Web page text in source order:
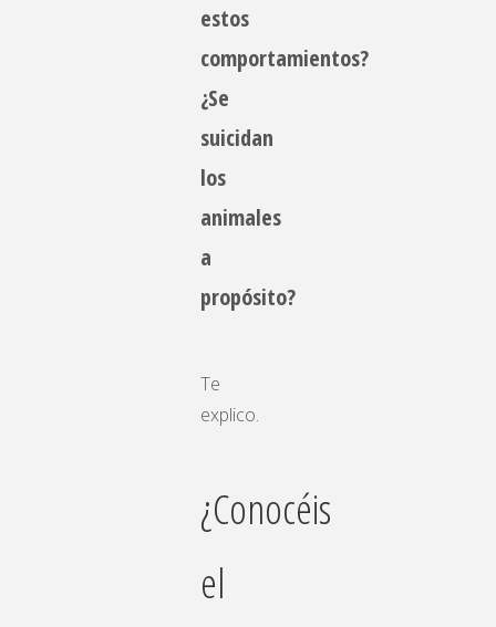
estos
comportamientos?
¿Se
suicidan
los
animales
a
propósito?
Te
explico.
¿Conocéis
el